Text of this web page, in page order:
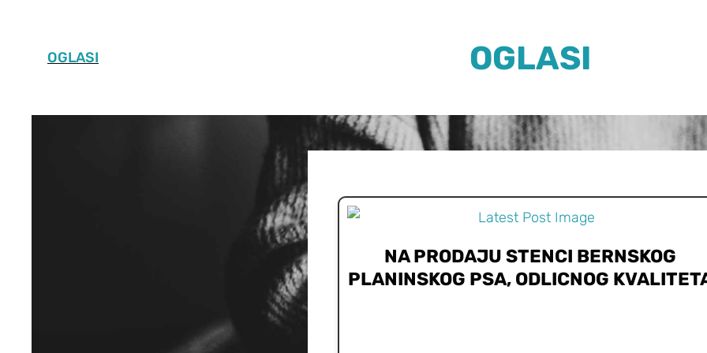
OGLASI
OGLASI
NA PRODAJU STENCI BERNSKOG
PLANINSKOG PSA, ODLICNOG